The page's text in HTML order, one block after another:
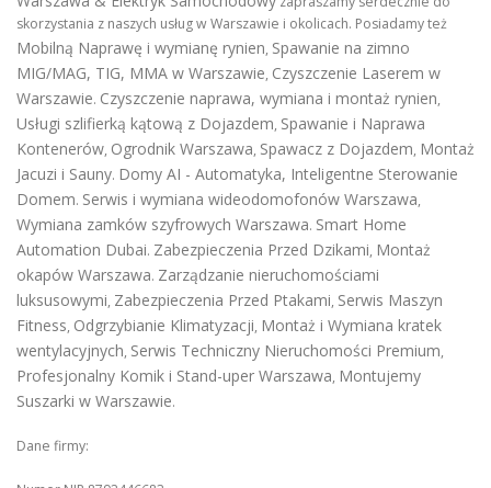
skorzystania z naszych usług w Warszawie i okolicach. Posiadamy też
Mobilną Naprawę i wymianę rynien, Spawanie na zimno
MIG/MAG, TIG, MMA w Warszawie, Czyszczenie Laserem w
Warszawie. Czyszczenie naprawa, wymiana i montaż rynien,
Usługi szlifierką kątową z Dojazdem, Spawanie i Naprawa
Kontenerów, Ogrodnik Warszawa, Spawacz z Dojazdem, Montaż
Jacuzi i Sauny. Domy AI - Automatyka, Inteligentne Sterowanie
Domem. Serwis i wymiana wideodomofonów Warszawa,
Wymiana zamków szyfrowych Warszawa. Smart Home
Automation Dubai. Zabezpieczenia Przed Dzikami, Montaż
okapów Warszawa. Zarządzanie nieruchomościami
luksusowymi, Zabezpieczenia Przed Ptakami, Serwis Maszyn
Fitness, Odgrzybianie Klimatyzacji, Montaż i Wymiana kratek
wentylacyjnych, Serwis Techniczny Nieruchomości Premium,
Profesjonalny Komik i Stand-uper Warszawa, Montujemy
Suszarki w Warszawie.
Dane firmy: